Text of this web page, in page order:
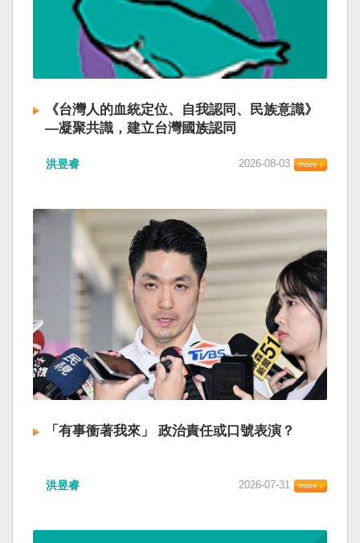
《台灣人的血統定位、自我認同、民族意識》
—凝聚共識，建立台灣國族認同
洪昱睿 2026-08-03
「有事衝著我來」 政治責任或口號表演？
洪昱睿 2026-07-31